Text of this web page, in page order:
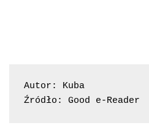
Autor: Kuba
Źródło: Good e-Reader